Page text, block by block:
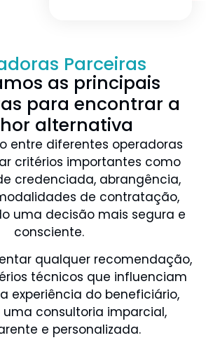
Parceiras
as principais
para encontrar a
alternativa
entre diferentes operadoras
critérios importantes como
credenciada, abrangência,
de contratação,
uma decisão mais segura e
consciente.
qualquer recomendação,
técnicos que influenciam
experiência do beneficiário,
consultoria imparcial,
e personalizada.